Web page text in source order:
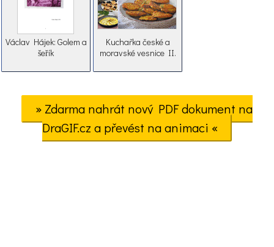
Václav Hájek: Golem a
šeřík
Kuchařka české a
moravské vesnice II.
» Zdarma nahrát nový PDF dokument na
DraGIF.cz a převést na animaci «